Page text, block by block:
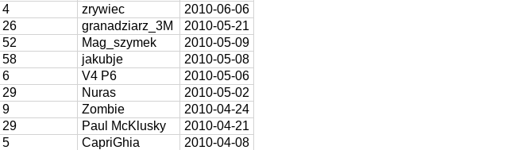
4 zrywiec
2010-06-06
26 granadziarz_3M
2010-05-21
52 Mag_szymek
2010-05-09
58 jakubje
2010-05-08
6 V4 P6
2010-05-06
29 Nuras
2010-05-02
9 Zombie
2010-04-24
29 Paul McKlusky
2010-04-21
5 CapriGhia
2010-04-08